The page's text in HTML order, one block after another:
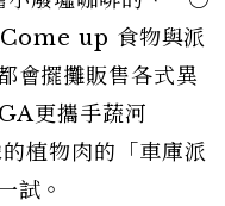
up 食物與派
會擺攤販售各式異
更攜手蔬河
植物肉的「車庫派
試。